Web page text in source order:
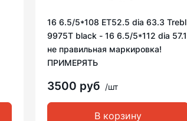
16 6.5/5*108 ET52.5 dia 63.3 Trebl
9975T black - 16 6.5/5*112 dia 57.1
не правильная маркировка!
ПРИМЕРЯТЬ
3500 руб /шт
В корзину